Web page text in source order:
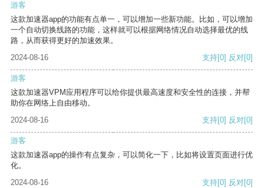
游客
这款加速器app的功能有点单一，可以增加一些新功能。比如，可以增加
一个自动切换线路的功能，这样就可以根据网络情况自动选择最优的线
路，从而获得更好的加速效果。
2024-08-16
支持[0] 反对[0]
游客
这款加速器VPM应用程序可以给你提供最高速度和安全性的连接，并帮
助你在网络上自由移动。
2024-08-16
支持[0] 反对[0]
游客
这款加速器app的操作有点复杂，可以简化一下，比如将设置页面进行优
化。
2024-08-16
支持[0] 反对[0]